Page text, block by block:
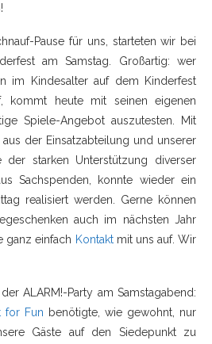
Pause für uns, starteten wir bei
am Samstag. Großartig: wer
im Kindesalter auf dem Kinderfest
kommt heute mit seinen eigenen
Spiele-Angebot auszutesten. Mit
der Einsatzabteilung und unserer
der starken Unterstützung diverser
Sachspenden, konnte wieder ein
realisiert werden. Gerne können
auch im nächsten Jahr
ganz einfach Kontaktmit uns auf. Wir
ALARM!-Party am Samstagabend:
for Fun benötigte, wie gewohnt, nur
Gäste auf den Siedepunkt zu